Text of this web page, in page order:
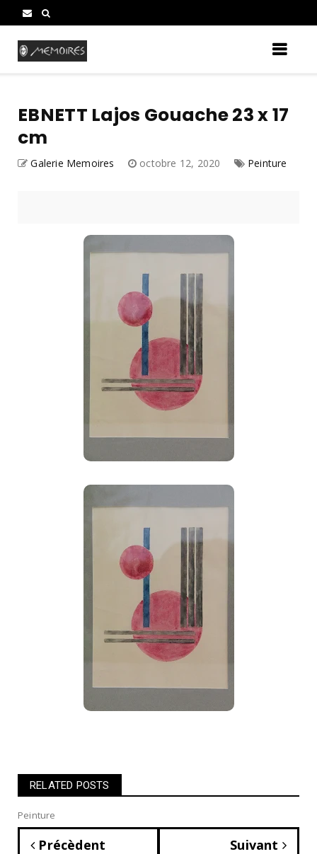
EBNETT Lajos Gouache 23 x 17
cm
Galerie Memoires octobre 12, 2020 Peinture
RELATED POSTS
Peinture
Précèdent Suivant